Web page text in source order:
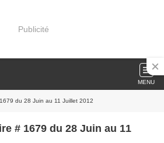
Publicité
MENU
du 28 Juin au 11 Juillet 2012
# 1679 du 28 Juin au 11